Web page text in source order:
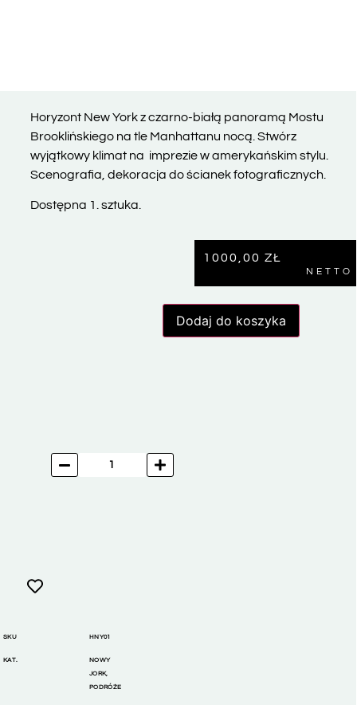
Horyzont New York z czarno-białą panoramą Mostu
Brooklińskiego na tle Manhattanu nocą. Stwórz
wyjątkowy klimat na imprezie w amerykańskim stylu.
Scenografia, dekoracja do ścianek fotograficznych.
Dostępna 1. sztuka.
1000,00 ZŁ
NETTO
Dodaj do koszyka
SKU HNY01
KAT.
NOWY
JORK,
PODRÓŻE